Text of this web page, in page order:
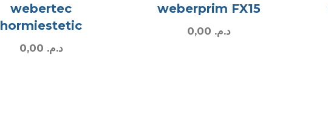
webertec
hormiestetic
د.م.
weberprim FX15
د.م.